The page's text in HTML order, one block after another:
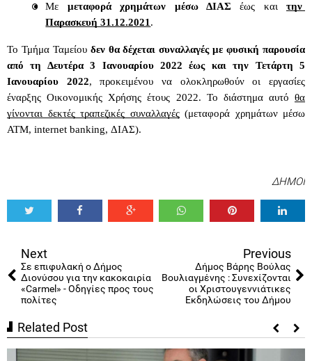
Με μεταφορά χρημάτων μέσω ΔΙΑΣ έως και την
Παρασκευή 31.12.2021.
Το Τμήμα Ταμείου δεν θα δέχεται συναλλαγές με φυσική παρουσία
από τη Δευτέρα 3 Ιανουαρίου 2022 έως και την Τετάρτη 5
Ιανουαρίου 2022, προκειμένου να ολοκληρωθούν οι εργασίες
έναρξης Οικονομικής Χρήσης έτους 2022. Το διάστημα αυτό θα
γίνονται δεκτές τραπεζικές συναλλαγές (μεταφορά χρημάτων μέσω
ATM, internet banking, ΔΙΑΣ).
ΔΗΜΟΙ
Next
Σε επιφυλακή ο Δήμος
Διονύσου για την κακοκαιρία
«Carmel» - Οδηγίες προς τους
πολίτες
Previous
Δήμος Βάρης Βούλας
Βουλιαγμένης : Συνεχίζονται
οι Χριστουγεννιάτικες
Εκδηλώσεις του Δήμου
Related Post